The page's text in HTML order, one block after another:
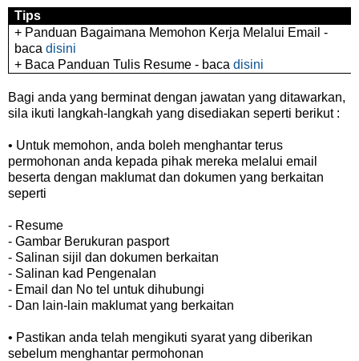
Tips
+ Panduan Bagaimana Memohon Kerja Melalui Email -
bacadisini
+ Baca Panduan Tulis Resume - bacadisini
Bagi anda yang berminat dengan jawatan yang ditawarkan,
sila ikuti langkah-langkah yang disediakan seperti berikut :
• Untuk memohon, anda boleh menghantar terus
permohonan anda kepada pihak mereka melalui email
beserta dengan maklumat dan dokumen yang berkaitan
seperti
- Resume
- Gambar Berukuran pasport
- Salinan sijil dan dokumen berkaitan
- Salinan kad Pengenalan
- Email dan No tel untuk dihubungi
- Dan lain-lain maklumat yang berkaitan
• Pastikan anda telah mengikuti syarat yang diberikan
sebelum menghantar permohonan